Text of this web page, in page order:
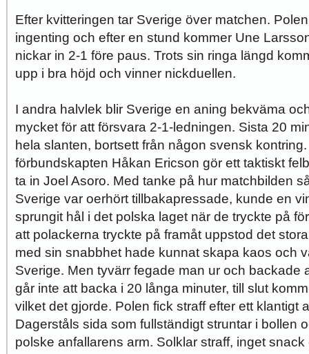
Efter kvitteringen tar Sverige över matchen.
ingenting och efter en stund kommer Une
nickar in 2-1 före paus. Trots sin ringa längd
upp i bra höjd och vinner nickduellen.
I andra halvlek blir Sverige en aning bekväma
mycket för att försvara 2-1-ledningen. Sista 20
hela slanten, bortsett från någon svensk
förbundskapten Håkan Ericson gör ett taktiskt
ta in Joel Asoro. Med tanke på hur matchbilden
Sverige var oerhört tillbakapressade, kunde en
sprungit hål i det polska laget när de tryckte på
att polackerna tryckte på framåt uppstod det
med sin snabbhet hade kunnat skapa kaos och
Sverige. Men tyvärr fegade man ur och backade
går inte att backa i 20 långa minuter, till slut
vilket det gjorde. Polen fick straff efter ett klantigt
Dagerståls sida som fullständigt struntar i bollen
polske anfallarens arm. Solklar straff, inget